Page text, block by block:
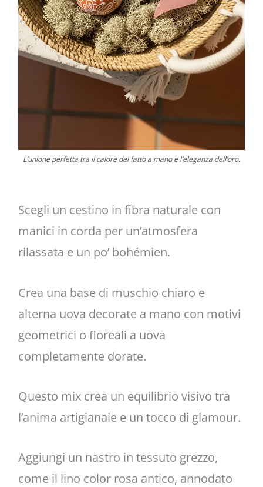
L’unione perfetta tra il calore del fatto a mano e l’eleganza dell’oro.
Scegli un cestino in fibra naturale con
manici in corda per un’atmosfera
rilassata e un po’ bohémien.
Crea una base di muschio chiaro e
alterna uova decorate a mano con motivi
geometrici o floreali a uova
completamente dorate.
Questo mix crea un equilibrio visivo tra
l’anima artigianale e un tocco di glamour.
Aggiungi un nastro in tessuto grezzo,
come il lino color rosa antico, annodato